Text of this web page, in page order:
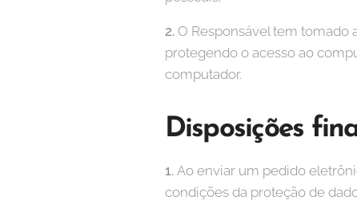
2. O Responsável tem tomado
protegendo o acesso ao
computador.
Disposições
1. Ao enviar um pedido
condições da proteção de